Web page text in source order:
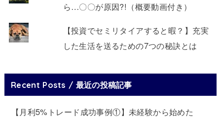
ら…〇〇が原因?!（概要動画付き）
【投資でセミリタイアすると暇？】充実
した生活を送るための7つの秘訣とは
Recent Posts / 最近の投稿記事
【月利5%トレード成功事例①】未経験から始めた